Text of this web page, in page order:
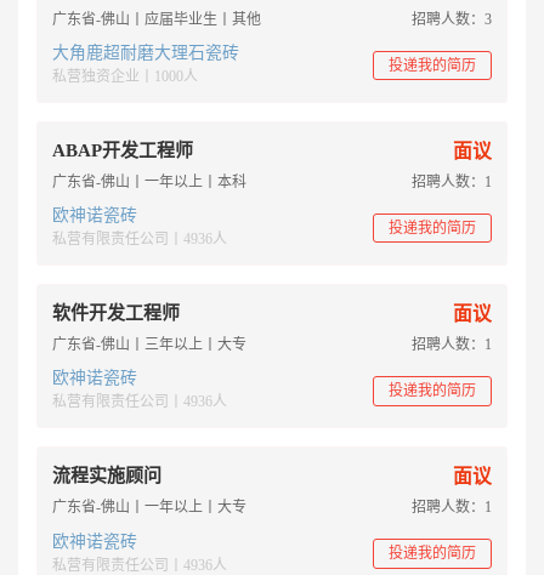
广东省-佛山丨应届毕业生丨其他 招聘人数：3
大角鹿超耐磨大理石瓷砖
私营独资企业丨1000人
投递我的简历
ABAP开发工程师 面议
广东省-佛山丨一年以上丨本科 招聘人数：1
欧神诺瓷砖
私营有限责任公司丨4936人
投递我的简历
软件开发工程师 面议
广东省-佛山丨三年以上丨大专 招聘人数：1
欧神诺瓷砖
私营有限责任公司丨4936人
投递我的简历
流程实施顾问 面议
广东省-佛山丨一年以上丨大专 招聘人数：1
欧神诺瓷砖
私营有限责任公司丨4936人
投递我的简历